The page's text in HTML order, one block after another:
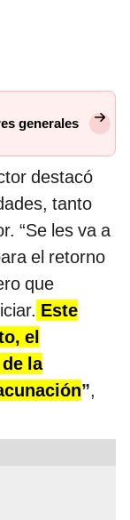
generales
destacó
tanto
“Se les va a
el retorno
que
Este
el
la
”,